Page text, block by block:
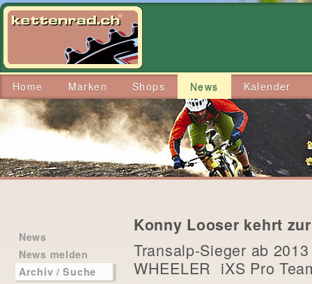
Home Marken Shops News Kalender
News
News melden
Archiv / Suche
Konny Looser kehrt
Transalp-Sieger ab
WHEELER  iXS Pro